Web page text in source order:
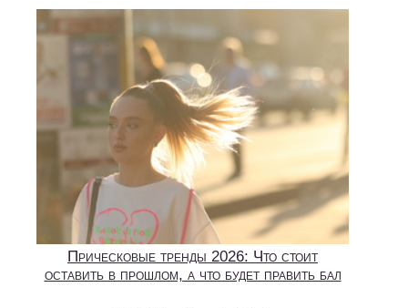
Прическовые тренды 2026: Что стоит
оставить в прошлом, а что будет править бал